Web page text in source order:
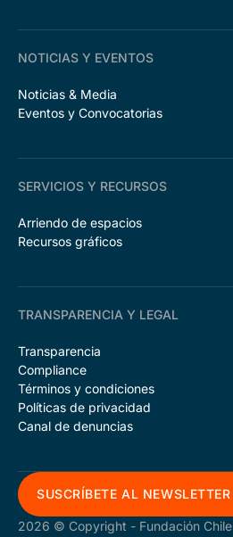
NOTICIAS Y EVENTOS
Noticias & Media
Eventos y Convocatorias
SERVICIOS Y RECURSOS
Arriendo de espacios
Recursos gráficos
TRANSPARENCIA Y LEGAL
Transparencia
Compliance
Términos y condiciones
Políticas de privacidad
Canal de denuncias
SUSCRÍBETE AL NEWSLETTER
2026 © Copyright - Fundación Chile